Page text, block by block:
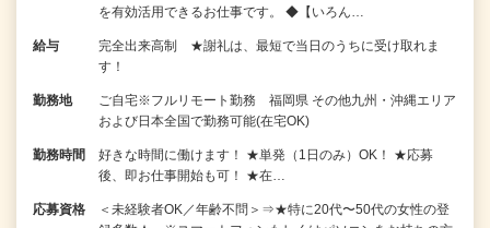
を有効活用できるお仕事です。 ◆【いろん…
給与
完全出来高制 ★謝礼は、最短で当日のうちに受け取れま
す！
勤務地
ご自宅※フルリモート勤務 福岡県 その他九州・沖縄エリア
および日本全国で勤務可能(在宅OK)
勤務時間
好きな時間に働けます！ ★単発（1日のみ）OK！ ★応募
後、即お仕事開始も可！ ★在…
応募資格
＜未経験者OK／年齢不問＞⇒★特に20代〜50代の女性の登